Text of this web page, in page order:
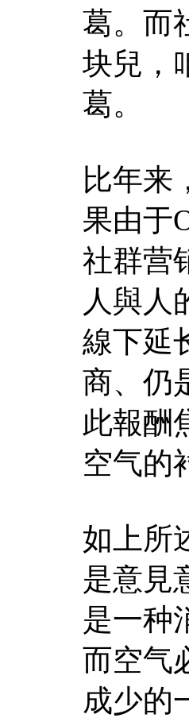
葛。而
块兒，
葛。
比年来
果由于
社群营
人與人
線下延
商、仍
此報酬
空气的
如上所
是意見
是一种
而空气
成少的